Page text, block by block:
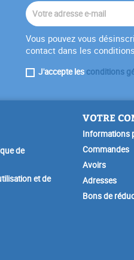
Vous pouvez vous
contact dans les
J'accepte les conditions
de
et de
VOTRE
Informations
Commandes
Avoirs
Adresses
Bons de